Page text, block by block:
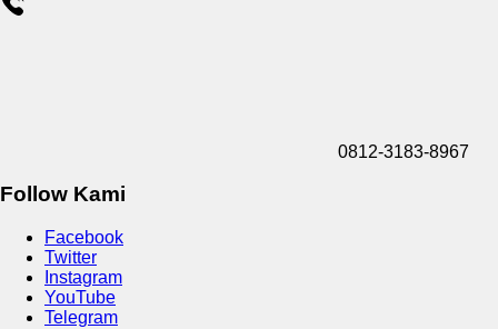
0812-3183-8967
Follow Kami
Facebook
Twitter
Instagram
YouTube
Telegram